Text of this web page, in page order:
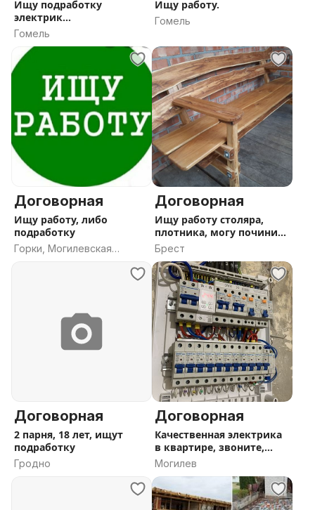
Ищу подработку
электрик
электромонтажные
Гомель
Ищу работу.
Гомель
Договорная
Ищу работу, либо
подработку
Горки, Могилевская
Договорная
Ищу работу столяра,
плотника, могу починить
неиспр
Брест
Договорная
2 парня, 18 лет, ищут
подработку
Гродно
Договорная
Качественная электрика
в квартире, звоните,
пишите
Могилев